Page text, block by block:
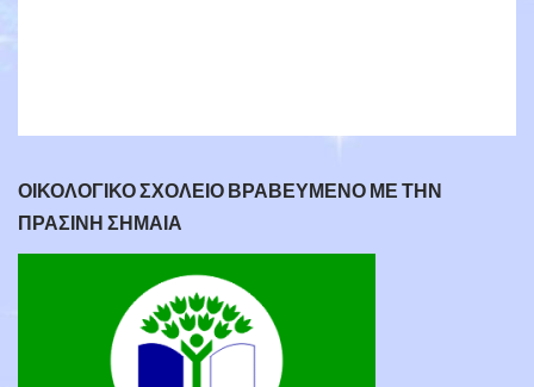
ΟΙΚΟΛΟΓΙΚΟ ΣΧΟΛΕΙΟ ΒΡΑΒΕΥΜΕΝΟ ΜΕ ΤΗΝ
ΠΡΑΣΙΝΗ ΣΗΜΑΙΑ